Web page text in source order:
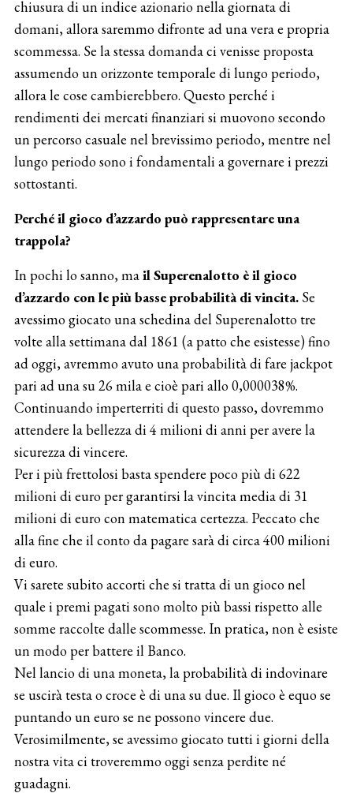
chiusura di un indice azionario nella giornata di
domani, allora saremmo difronte ad una vera e propria
scommessa. Se la stessa domanda ci venisse proposta
assumendo un orizzonte temporale di lungo periodo,
allora le cose cambierebbero. Questo perché i
rendimenti dei mercati finanziari si muovono secondo
un percorso casuale nel brevissimo periodo, mentre nel
lungo periodo sono i fondamentali a governare i prezzi
sottostanti.
Perché il gioco d’azzardo può rappresentare una
trappola?
In pochi lo sanno, mail Superenalotto è il gioco
d’azzardo con le più basse probabilità di vincita.Se
avessimo giocato una schedina del Superenalotto tre
volte alla settimana dal 1861 (a patto che esistesse) fino
ad oggi, avremmo avuto una probabilità di fare jackpot
pari ad una su 26 mila e cioè pari allo 0,000038%.
Continuando imperterriti di questo passo, dovremmo
attendere la bellezza di 4 milioni di anni per avere la
sicurezza di vincere.
Per i più frettolosi basta spendere poco più di 622
milioni di euro per garantirsi la vincita media di 31
milioni di euro con matematica certezza. Peccato che
alla fine che il conto da pagare sarà di circa 400 milioni
di euro.
Vi sarete subito accorti che si tratta di un gioco nel
quale i premi pagati sono molto più bassi rispetto alle
somme raccolte dalle scommesse. In pratica, non è esiste
un modo per battere il Banco.
Nel lancio di una moneta, la probabilità di indovinare
se uscirà testa o croce è di una su due. Il gioco è equo se
puntando un euro se ne possono vincere due.
Verosimilmente, se avessimo giocato tutti i giorni della
nostra vita ci troveremmo oggi senza perdite né
guadagni.